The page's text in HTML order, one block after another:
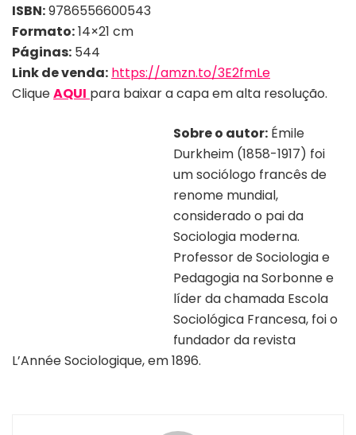
ISBN:9786556600543
Formato:14×21 cm
Páginas: 544
Link de venda: https://amzn.to/3E2fmLe
CliqueAQUI para baixar a capa em alta resolução.
Sobre o autor: Émile
Durkheim (1858-1917) foi
um sociólogo francês de
renome mundial,
considerado o pai da
Sociologia moderna.
Professor de Sociologia e
Pedagogia na Sorbonne e
líder da chamada Escola
Sociológica Francesa, foi o
fundador da revista
L’Année Sociologique, em 1896.